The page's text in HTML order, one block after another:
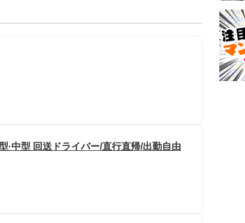
·中型 回送ドライバー/直行直帰/出勤自由